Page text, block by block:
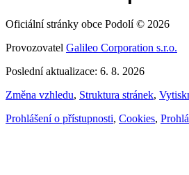
Oficiální stránky obce Podolí © 2026
Provozovatel Galileo Corporation s.r.o.
Poslední aktualizace: 6. 8. 2026
Změna vzhledu, Struktura stránek,
Prohlášení o přístupnosti, Cookies,